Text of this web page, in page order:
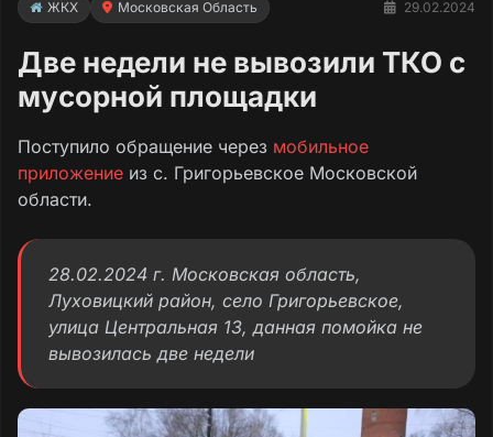
ЖКХ Московская Область 29.02.2024
Две недели не вывозили ТКО с
мусорной площадки
Поступило обращение через мобильное
приложение из с. Григорьевское Московской
области.
28.02.2024 г. Московская область,
Луховицкий район, село Григорьевское,
улица Центральная 13, данная помойка не
вывозилась две недели